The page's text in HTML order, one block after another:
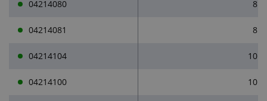
04214080 8
04214081 8
04214104 10
04214100 10